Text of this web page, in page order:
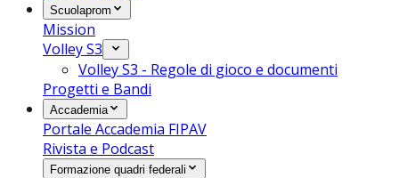
Scuolaprom
Mission
Volley S3
Volley S3 - Regole di gioco e documenti
Progetti e Bandi
Accademia
Portale Accademia FIPAV
Rivista e Podcast
Formazione quadri federali